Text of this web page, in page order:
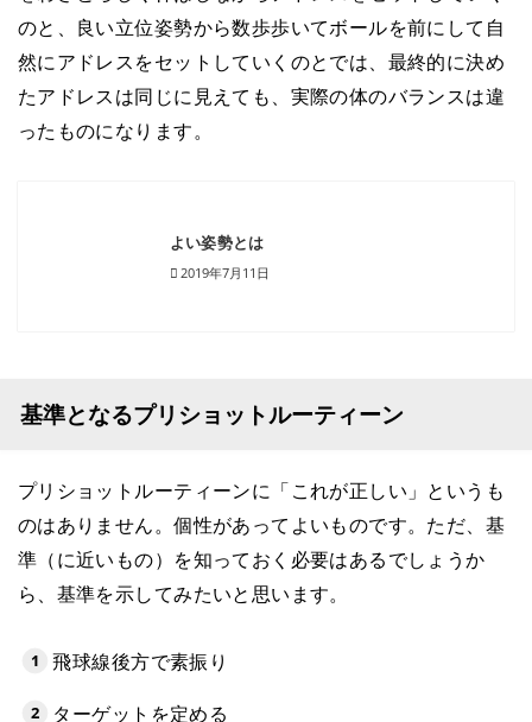
のと、良い立位姿勢から数歩歩いてボールを前にして自
然にアドレスをセットしていくのとでは、最終的に決め
たアドレスは同じに見えても、実際の体のバランスは違
ったものになります。
よい姿勢とは
2019年7月11日
基準となるプリショットルーティーン
プリショットルーティーンに「これが正しい」というも
のはありません。個性があってよいものです。ただ、基
準（に近いもの）を知っておく必要はあるでしょうか
ら、基準を示してみたいと思います。
飛球線後方で素振り
ターゲットを定める